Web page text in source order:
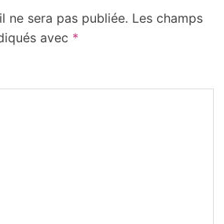
ne sera pas publiée. Les champs
avec *